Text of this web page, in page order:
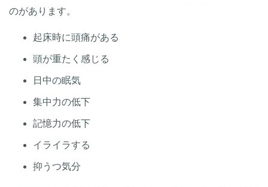
のがあります。
起床時に頭痛がある
頭が重たく感じる
日中の眠気
集中力の低下
記憶力の低下
イライラする
抑うつ気分